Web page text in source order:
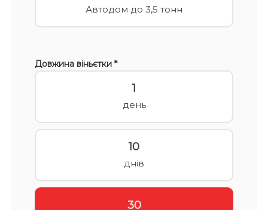
Автодом до 3,5 тонн
Довжина віньєтки *
1
день
10
днів
30